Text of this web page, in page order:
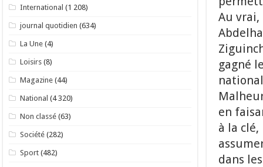
Au
gagné
en
à la
dans
International (1 208)
journal quotidien (634)
La Une (4)
Loisirs (8)
Magazine (44)
National (4 320)
Non classé (63)
Société (282)
Sport (482)